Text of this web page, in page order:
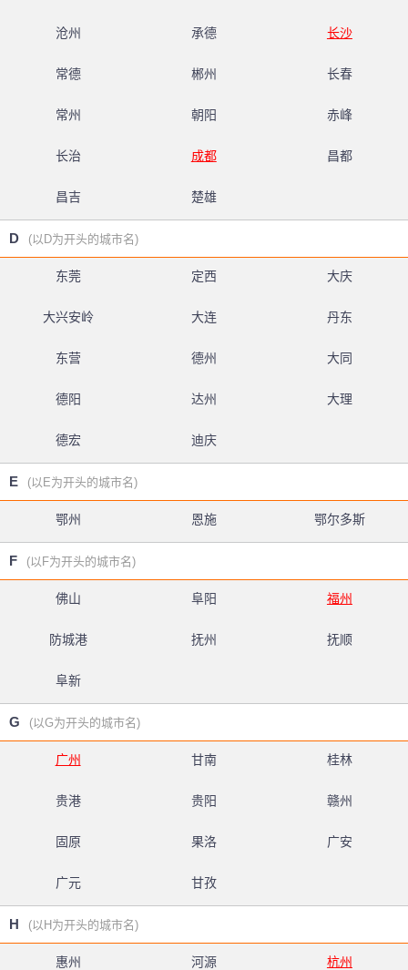
沧州 承德 长沙
常德 郴州 长春
常州 朝阳 赤峰
长治 成都 昌都
昌吉 楚雄
D (以D为开头的城市名)
东莞 定西 大庆
大兴安岭 大连 丹东
东营 德州 大同
德阳 达州 大理
德宏 迪庆
E (以E为开头的城市名)
鄂州 恩施 鄂尔多斯
F (以F为开头的城市名)
佛山 阜阳 福州
防城港 抚州 抚顺
阜新
G (以G为开头的城市名)
广州 甘南 桂林
贵港 贵阳 赣州
固原 果洛 广安
广元 甘孜
H (以H为开头的城市名)
惠州 河源 杭州